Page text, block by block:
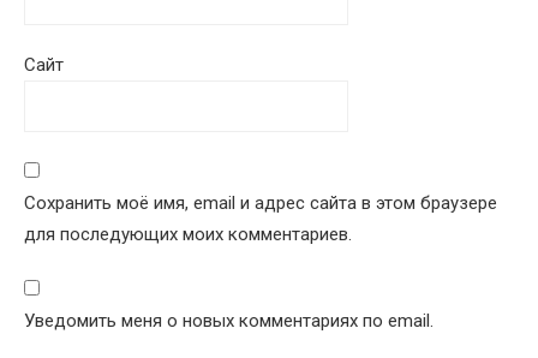
Сайт
Сохранить моё имя, email и адрес сайта в этом браузере
для последующих моих комментариев.
Уведомить меня о новых комментариях по email.